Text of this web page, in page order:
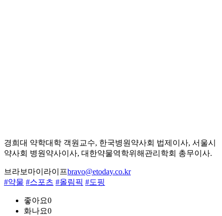
경희대 약학대학 객원교수, 한국병원약사회 법제이사, 서울시
약사회 병원약사이사, 대한약물역학위해관리학회 총무이사.
브라보마이라이프bravo@etoday.co.kr
#약물 #스포츠 #올림픽 #도핑
좋아요0
화나요0